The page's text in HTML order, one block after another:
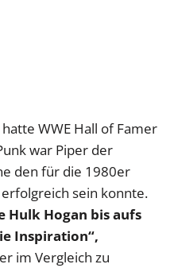
WWE Hall of Famer
war Piper der
den für die 1980er
sein konnte.
Hulk Hogan bis aufs
Inspiration“,
im Vergleich zu